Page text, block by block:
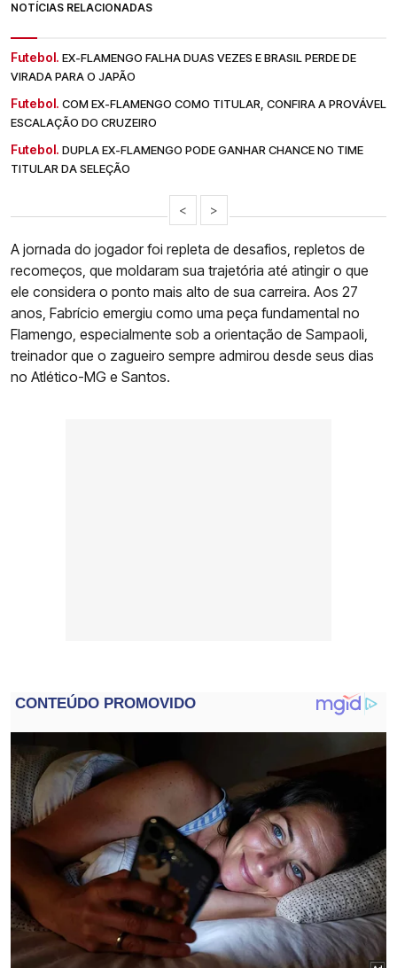
NOTÍCIAS RELACIONADAS
Futebol. EX-FLAMENGO FALHA DUAS VEZES E BRASIL PERDE DE
VIRADA PARA O JAPÃO
Futebol. COM EX-FLAMENGO COMO TITULAR, CONFIRA A PROVÁVEL
ESCALAÇÃO DO CRUZEIRO
Futebol. DUPLA EX-FLAMENGO PODE GANHAR CHANCE NO TIME
TITULAR DA SELEÇÃO
< >
A jornada do jogador foi repleta de desafios, repletos de
recomeços, que moldaram sua trajetória até atingir o que
ele considera o ponto mais alto de sua carreira. Aos 27
anos, Fabrício emergiu como uma peça fundamental no
Flamengo, especialmente sob a orientação de Sampaoli,
treinador que o zagueiro sempre admirou desde seus dias
no Atlético-MG e Santos.